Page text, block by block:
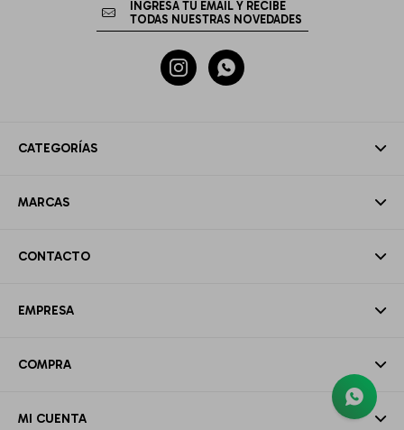
CATEGORÍAS
MARCAS
CONTACTO
EMPRESA
COMPRA
MI CUENTA
 